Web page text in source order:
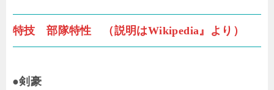
特技 部隊特性 （説明はWikipedia』より）
●剣豪